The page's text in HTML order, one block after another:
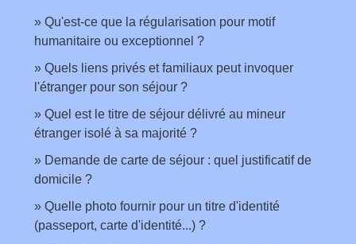
Qu'est-ce que la régularisation pour motif
humanitaire ou exceptionnel ?
Quels liens privés et familiaux peut invoquer
l'étranger pour son séjour ?
Quel est le titre de séjour délivré au mineur
étranger isolé à sa majorité ?
Demande de carte de séjour : quel justificatif de
domicile ?
Quelle photo fournir pour un titre d'identité
(passeport, carte d'identité...) ?